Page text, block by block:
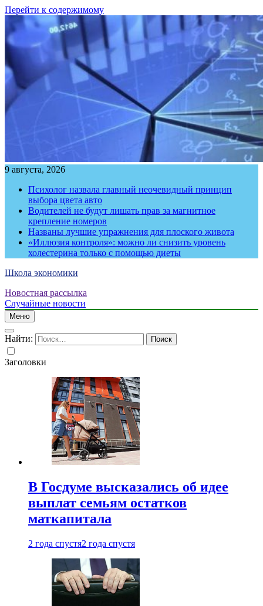
Перейти к содержимому
9 августа, 2026
Психолог назвала главный неочевидный принцип
выбора цвета авто
Водителей не будут лишать прав за магнитное
крепление номеров
Названы лучшие упражнения для плоского живота
«Иллюзия контроля»: можно ли снизить уровень
холестерина только с помощью диеты
Школа экономики
Новостная рассылка
Случайные новости
Меню
Найти:
Заголовки
В Госдуме высказались об идее
выплат семьям остатков
маткапитала
2 года спустя2 года спустя